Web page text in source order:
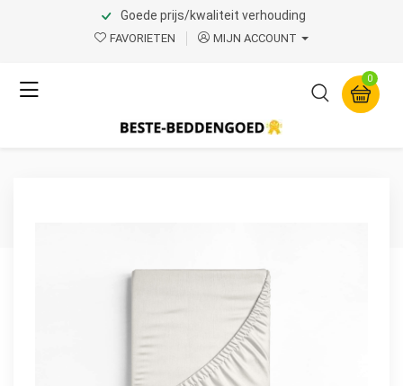
Goede prijs/kwaliteit verhouding
FAVORIETEN MIJN ACCOUNT
0
Home Product Page v.1
Katoenen Topper
Hoeslaken Creme 90 x 200